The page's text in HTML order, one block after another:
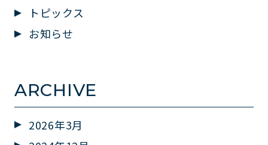
トピックス
お知らせ
ARCHIVE
2026年3月